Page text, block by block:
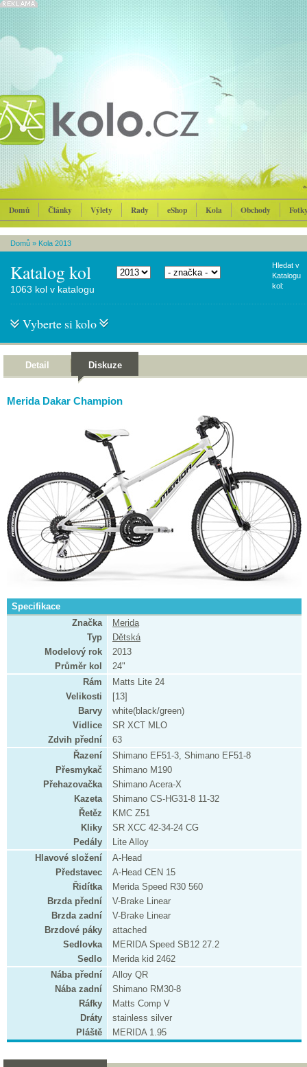
Domů Články Výlety Rady eShop Kola Obchody
Domů » Kola 2013
Katalog kol
Hledat v
Katalogu
kol:
1063 kol v katalogu
Vyberte si kolo
Detail Diskuze
Merida Dakar Champion
Specifikace
Značka
Merida
Typ
Dětská
Modelový rok
2013
Průměr kol
24"
Rám
Matts Lite 24
Velikosti
[13]
Barvy
white(black/green)
Vidlice
SR XCT MLO
Zdvih přední
63
Řazení
Shimano EF51-3, Shimano EF51-8
Přesmykač
Shimano M190
Přehazovačka
Shimano Acera-X
Kazeta
Shimano CS-HG31-8 11-32
Řetěz
KMC Z51
Kliky
SR XCC 42-34-24 CG
Pedály
Lite Alloy
Hlavové složení
A-Head
Představec
A-Head CEN 15
Řidítka
Merida Speed R30 560
Brzda přední
V-Brake Linear
Brzda zadní
V-Brake Linear
Brzdové páky
attached
Sedlovka
MERIDA Speed SB12 27.2
Sedlo
Merida kid 2462
Nába přední
Alloy QR
Nába zadní
Shimano RM30-8
Ráfky
Matts Comp V
Dráty
stainless silver
Pláště
MERIDA 1.95